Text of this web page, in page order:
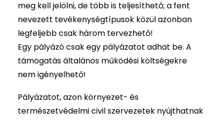
meg kell jelölni, de több is teljesíthető; a fent
nevezett tevékenységtípusok közül azonban
legfeljebb csak három tervezhető!
Egy pályázó csak egy pályázatot adhat be. A
támogatás általános működési költségekre
nem igényelhető!
Pályázatot, azon környezet- és
természetvédelmi civil szervezetek nyújthatnak